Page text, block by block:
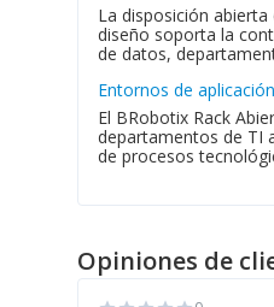
La disposición
diseño soporta la
de datos,
Entornos de
El BRobotix Rack
departamentos de TI
de procesos
Opiniones de